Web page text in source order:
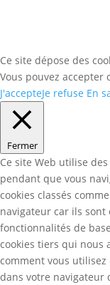
Ce site dépose des
Vous pouvez
J'accepteJe refuse En
Fermer
Ce site Web utilise
pendant que vous
cookies classés
navigateur car ils
fonctionnalités de
cookies tiers qui nous
comment vous utilisez
dans votre navigateur